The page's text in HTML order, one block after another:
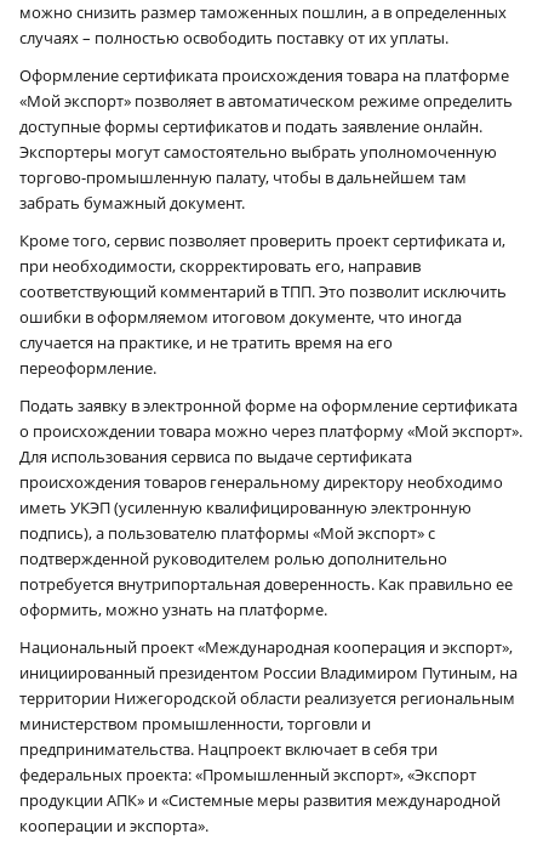
можно снизить размер таможенных пошлин, а в определенных
случаях – полностью освободить поставку от их уплаты.
Оформление сертификата происхождения товара на платформе
«Мой экспорт» позволяет в автоматическом режиме определить
доступные формы сертификатов и подать заявление онлайн.
Экспортеры могут самостоятельно выбрать уполномоченную
торгово-промышленную палату, чтобы в дальнейшем там
забрать бумажный документ.
Кроме того, сервис позволяет проверить проект сертификата и,
при необходимости, скорректировать его, направив
соответствующий комментарий в ТПП. Это позволит исключить
ошибки в оформляемом итоговом документе, что иногда
случается на практике, и не тратить время на его
переоформление.
Подать заявку в электронной форме на оформление сертификата
о происхождении товара можно через платформу «Мой экспорт».
Для использования сервиса по выдаче сертификата
происхождения товаров генеральному директору необходимо
иметь УКЭП (усиленную квалифицированную электронную
подпись), а пользователю платформы «Мой экспорт» с
подтвержденной руководителем ролью дополнительно
потребуется внутрипортальная доверенность. Как правильно ее
оформить, можно узнать на платформе.
Национальный проект «Международная кооперация и экспорт»,
инициированный президентом России Владимиром Путиным, на
территории Нижегородской области реализуется региональным
министерством промышленности, торговли и
предпринимательства. Нацпроект включает в себя три
федеральных проекта: «Промышленный экспорт», «Экспорт
продукции АПК» и «Системные меры развития международной
кооперации и экспорта».